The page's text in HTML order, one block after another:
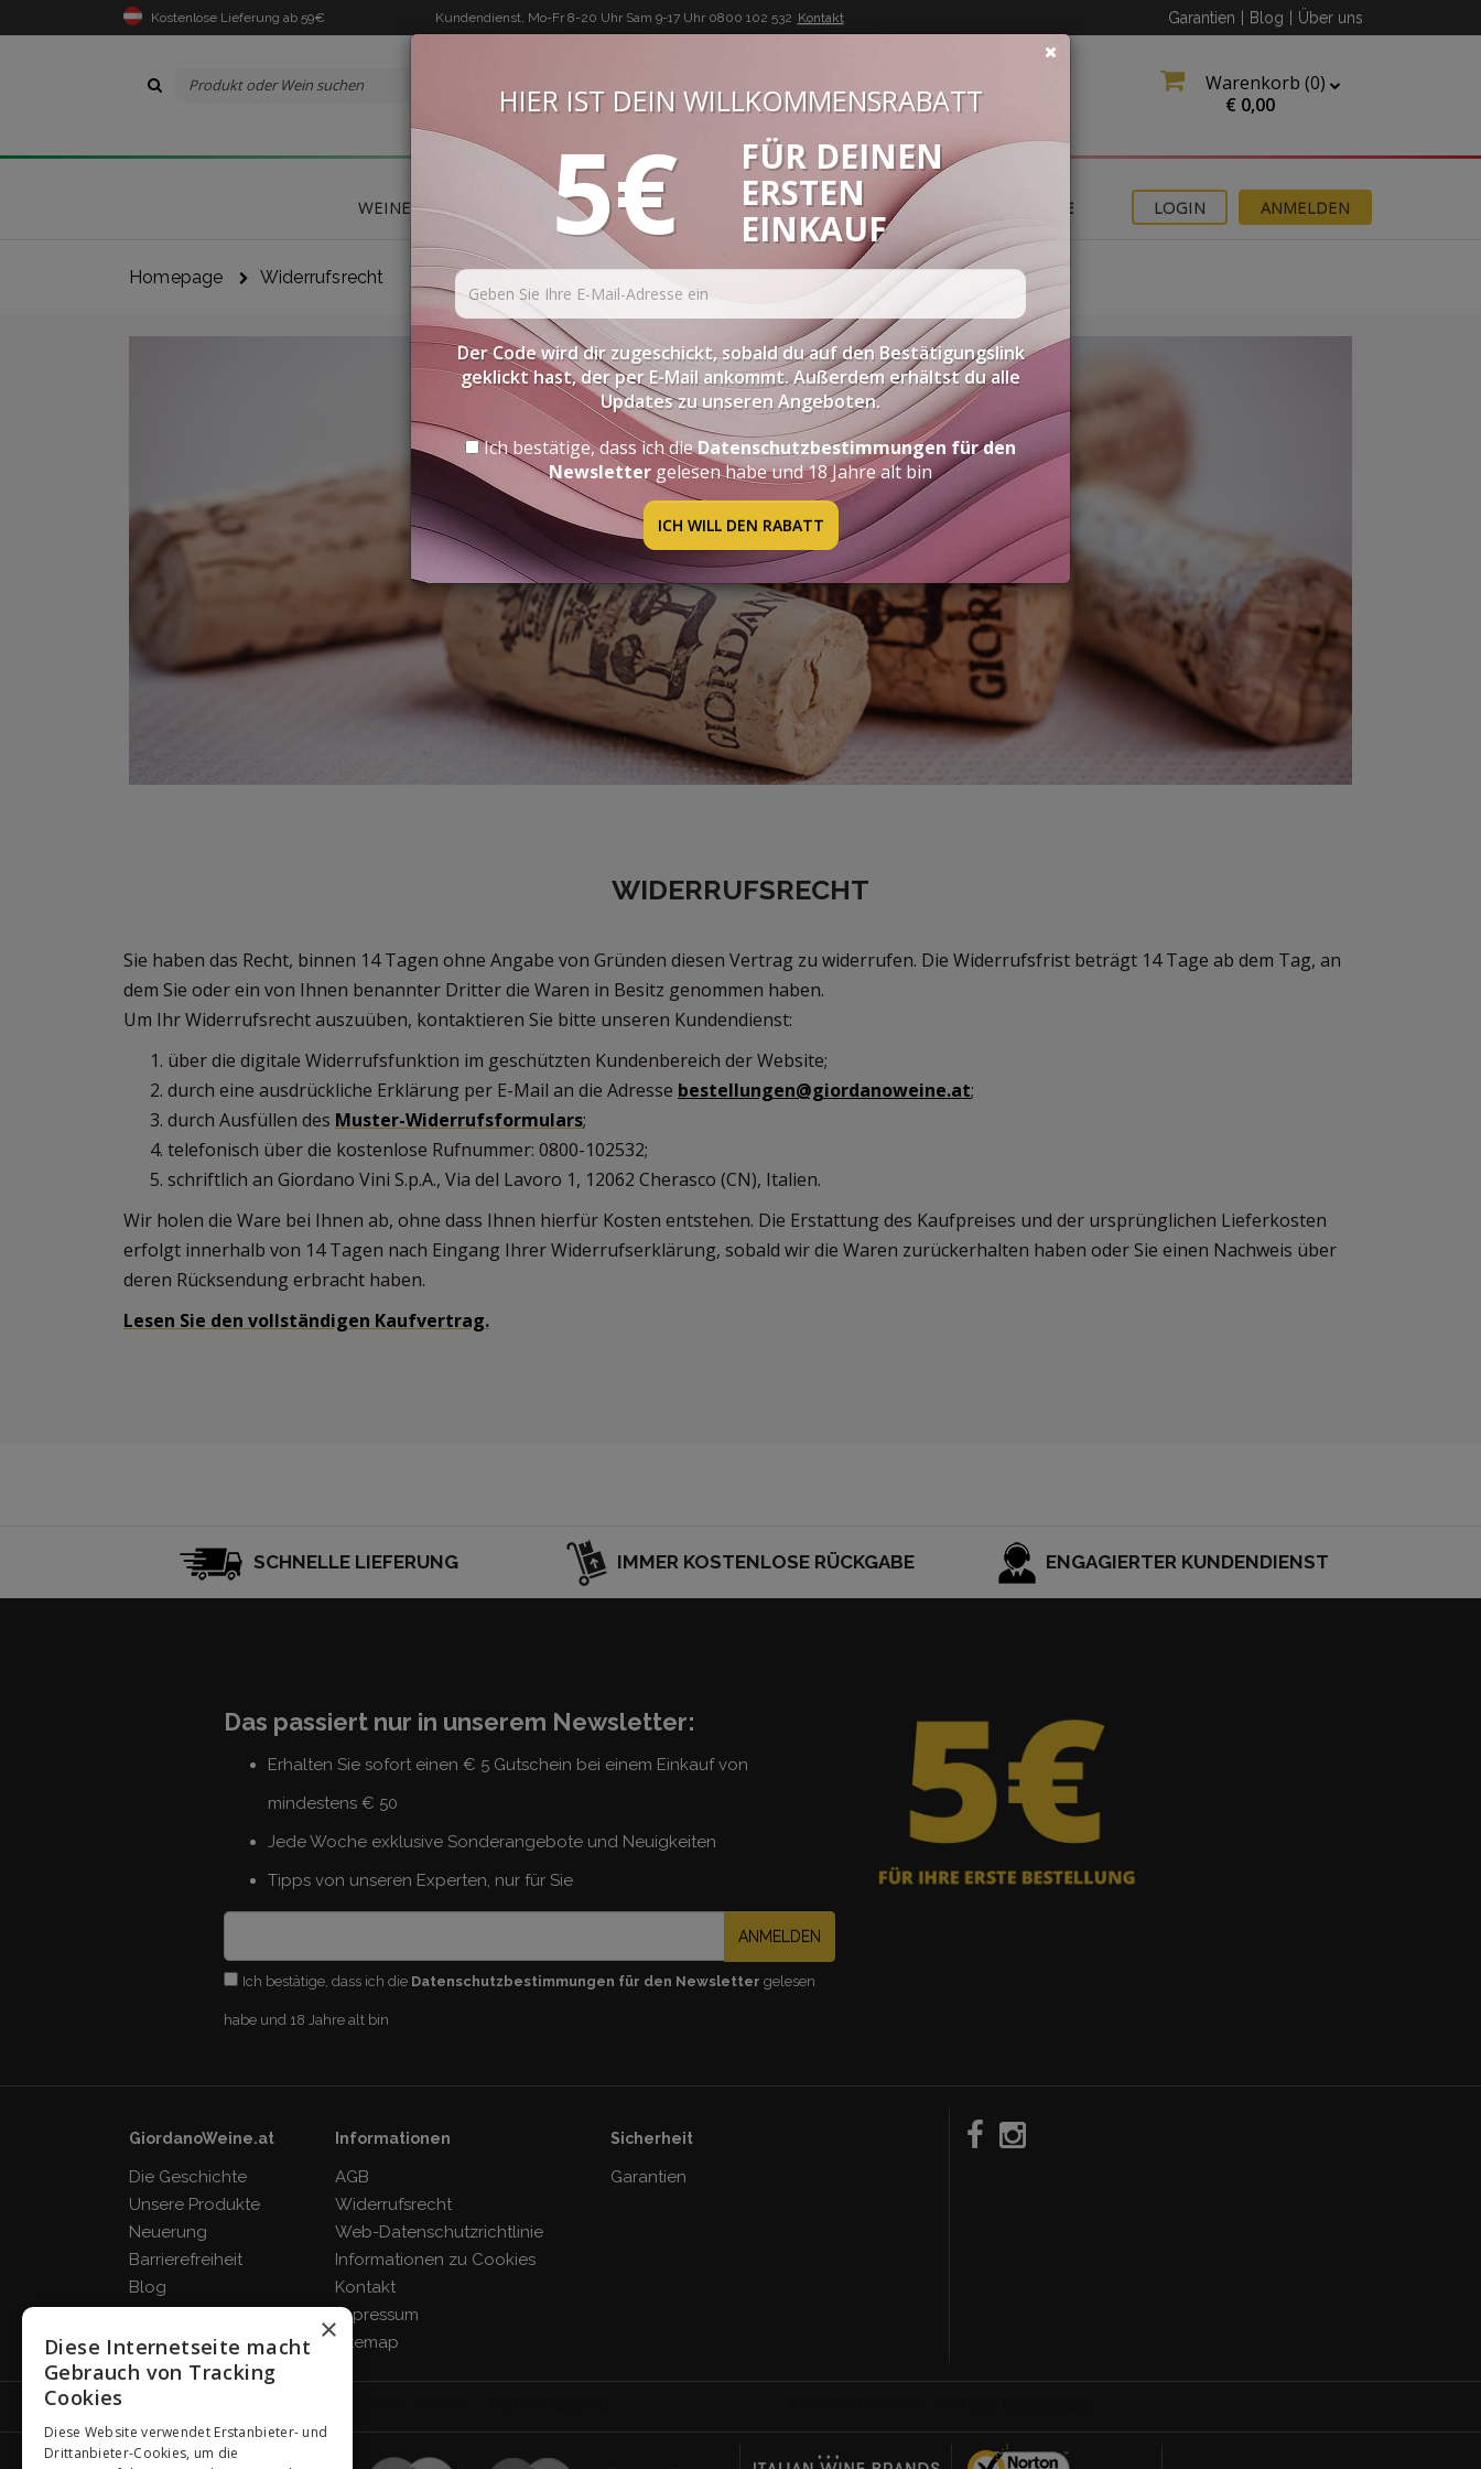
Kostenlose Lieferung ab 59€ Kundendienst, Mo-Fr 8-20 Uhr Sam 9-17 Uhr0800 102 532 Kontakt Garantien Blog Über uns
Warenkorb (0)
€ 0,00
BUON VINO, BUONA VITA
WEINE DELIKATESSEN PROBIERPAKETE SPIRITOUSEN ZUBEHÖR ANGEBOTE ANMELDEN
LOGIN
Homepage Widerrufsrecht
WIDERRUFSRECHT
Sie haben das Recht, binnen 14 Tagen ohne Angabe von Gründen diesen Vertrag zu widerrufen. Die Widerrufsfrist beträgt 14 Tage ab dem Tag, an
dem Sie oder ein von Ihnen benannter Dritter die Waren in Besitz genommen haben.
Um Ihr Widerrufsrecht auszuüben, kontaktieren Sie bitte unseren Kundendienst:
über die digitale Widerrufsfunktion im geschützten Kundenbereich der Website;
durch eine ausdrückliche Erklärung per E-Mail an die Adresse bestellungen@giordanoweine.at;
durch Ausfüllen des Muster-Widerrufsformulars;
telefonisch über die kostenlose Rufnummer: 0800-102532;
schriftlich an Giordano Vini S.p.A., Via del Lavoro 1, 12062 Cherasco (CN), Italien.
Wir holen die Ware bei Ihnen ab, ohne dass Ihnen hierfür Kosten entstehen. Die Erstattung des Kaufpreises und der ursprünglichen Lieferkosten
erfolgt innerhalb von 14 Tagen nach Eingang Ihrer Widerrufserklärung, sobald wir die Waren zurückerhalten haben oder Sie einen Nachweis über
deren Rücksendung erbracht haben.
Lesen Sie den vollständigen Kaufvertrag.
SCHNELLE LIEFERUNG IMMER KOSTENLOSE RÜCKGABE ENGAGIERTER KUNDENDIENST
Das passiert nur in unserem Newsletter:
Erhalten Sie sofort einen € 5 Gutschein bei einem Einkauf von
mindestens € 50
Jede Woche exklusive Sonderangebote und Neuigkeiten
Tipps von unseren Experten, nur für Sie
ANMELDEN
Ich bestätige, dass ich die Datenschutzbestimmungen für den Newsletter gelesen
habe und 18 Jahre alt bin
GiordanoWeine.at
Die Geschichte
Unsere Produkte
Neuerung
Barrierefreiheit
Blog
Informationen
AGB
Widerrufsrecht
Web-Datenschutzrichtlinie
Informationen zu Cookies
Kontakt
Impressum
Sitemap
Sicherheit
Garantien
HIER IST DEIN WILLKOMMENSRABATT
5€
FÜR DEINEN
ERSTEN
EINKAUF
Der Code wird dir zugeschickt, sobald du auf den Bestätigungslink
geklickt hast, der per E-Mail ankommt. Außerdem erhältst du alle
Updates zu unseren Angeboten.
Ich bestätige, dass ich dieDatenschutzbestimmungen für den
Newsletter gelesen habe und 18 Jahre alt bin
ICH WILL DEN RABATT
×
Diese Internetseite macht
Gebrauch von Tracking
Cookies
Diese Website verwendet Erstanbieter- und
Drittanbieter-Cookies, um die